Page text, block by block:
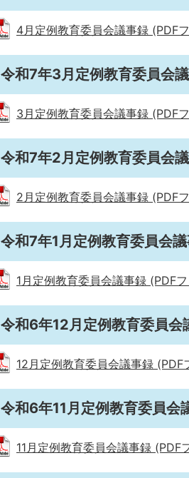
4月定例教育委員会議事録 (PDF
令和7年3月定例教育委員会
3月定例教育委員会議事録 (PDF
令和7年2月定例教育委員会
2月定例教育委員会議事録 (PDF
令和7年1月定例教育委員会
1月定例教育委員会議事録 (PDF
令和6年12月定例教育委員会
12月定例教育委員会議事録 (PDF
令和6年11月定例教育委員会
11月定例教育委員会議事録 (PDF